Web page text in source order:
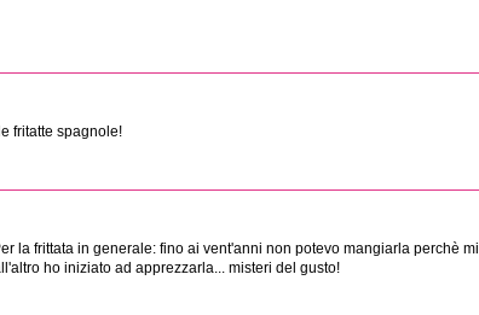
fritatte spagnole!
la frittata in generale: fino ai vent'anni non potevo mangiarla perchè mi
ho iniziato ad apprezzarla... misteri del gusto!